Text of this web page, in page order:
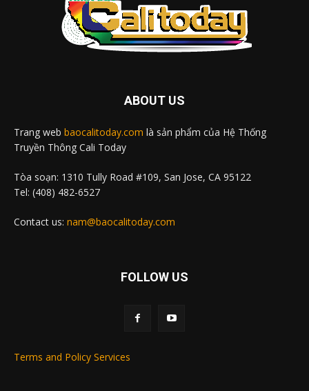
ABOUT US
Trang web baocalitoday.com là sản phẩm của Hệ Thống
Truyền Thông Cali Today
Tòa soạn: 1310 Tully Road #109, San Jose, CA 95122
Tel: (408) 482-6527
Contact us: nam@baocalitoday.com
FOLLOW US
Terms and Policy Services